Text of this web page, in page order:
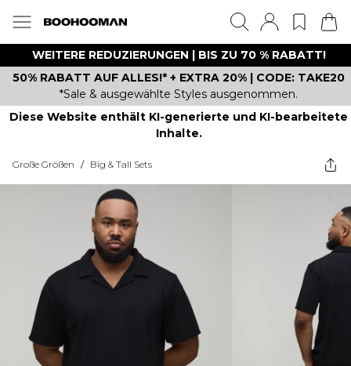
WEITERE REDUZIERUNGEN | BIS ZU 70 % RABATT!
50% RABATT AUF ALLES!* + EXTRA 20% | CODE: TAKE20
*Sale & ausgewählte Styles ausgenommen.
Diese Website enthält KI-generierte und KI-bearbeitete
Inhalte.
Große Größen / Big & Tall Sets